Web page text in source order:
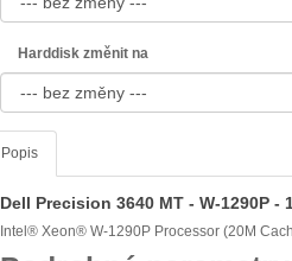
Harddisk změnit na
Popis
Dell Precision 3640 MT - W-1290P -
Intel® Xeon® W-1290P Processor (20M